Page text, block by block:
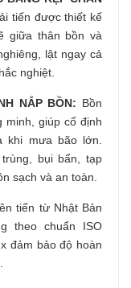
tiến được thiết kế
giữa thân bồn và
lật ngay cả
nghiệt.
NẮP BỒN: Bồn
minh, giúp cố định
khi mưa bão lớn.
bụi bẩn, tạp
sạch và an toàn.
tiến từ Nhật Bản
theo chuẩn ISO
đảm bảo độ hoàn